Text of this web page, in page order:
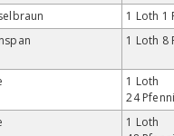
1 Loth 1
1 Loth 8
1 Loth
24
1 Loth